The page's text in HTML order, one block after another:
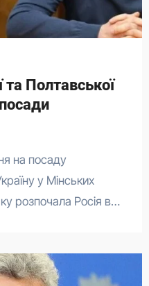
та Полтавської
у Мінських
розпочала Росія в…